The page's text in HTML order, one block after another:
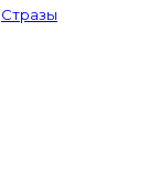
Стразы